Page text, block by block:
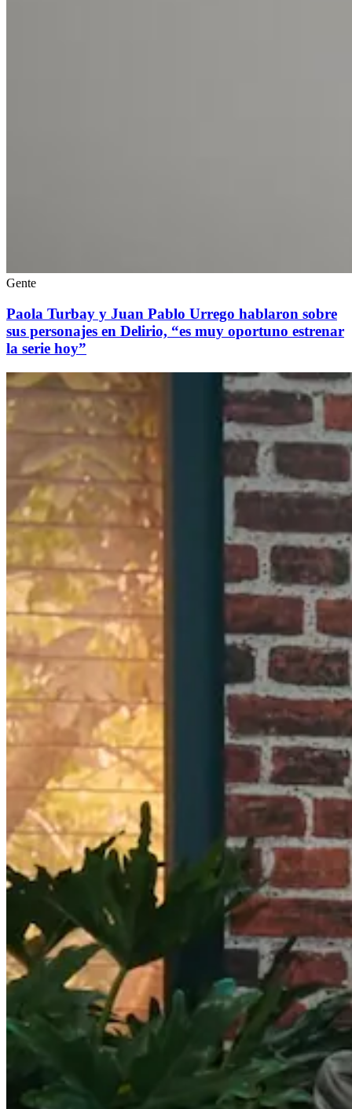
Gente
Paola Turbay y Juan Pablo Urrego hablaron sobre
sus personajes en Delirio, “es muy oportuno estrenar
la serie hoy”